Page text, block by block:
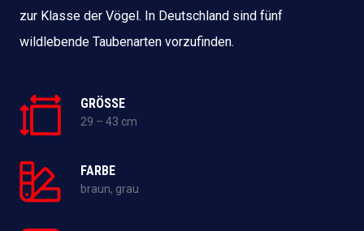
zur Klasse der Vögel. In Deutschland sind fünf
wildlebende Taubenarten vorzufinden.
GRÖSSE
29 – 43 cm
FARBE
braun, grau